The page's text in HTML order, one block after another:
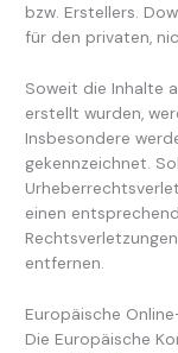
bzw. Erstellers.
für den privaten,
Soweit die Inhalte
erstellt wurden,
Insbesondere
gekennzeichnet.
einen
entfernen.
Europäische
Die Europäische